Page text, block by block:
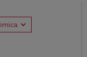
expand_more